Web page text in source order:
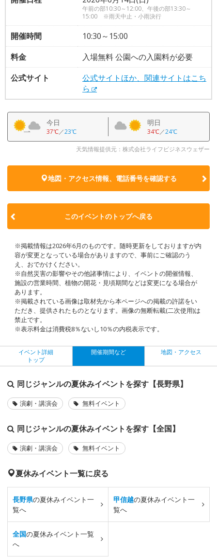
午前の部10:30～12:00、午後の部13:30～
15:00 ※雨天中止・小雨決行
開催時間
10:30～15:00
料金
入場無料 公園への入園料が必要
公式サイト
公式サイトほか、関連サイトはこち
ら
今日
37℃／23℃
明日
34℃／24℃
天気情報提供元：株式会社ライフビジネスウェザー
地図・アクセス情報、電話番号を確認する
このイベントのトップへ戻る
※掲載情報は2026年6月のものです。随時更新をしておりますが内
容が変更となっている場合がありますので、事前にご確認のう
え、おでかけください。
※自然災害の影響やその他諸事情により、イベントの開催情報、
施設の営業時間、植物の開花・見頃期間などは変更になる場合が
あります。
※掲載されている画像は取材先から本ページへの掲載の許諾をい
ただき、提供されたものとなります。画像の無断転載(二次使用)は
禁止です。
※表示料金は消費税8％ないし10％の内税表示です。
イベント詳細
トップ
開催期間など 地図・アクセス
同じジャンルの夏休みイベントを探す【長野県】
演劇・講演会 無料イベント
同じジャンルの夏休みイベントを探す【全国】
演劇・講演会 無料イベント
夏休みイベント一覧に戻る
長野県の夏休みイベント一
覧へ
甲信越の夏休みイベント一
覧へ
全国の夏休みイベント一覧
へ